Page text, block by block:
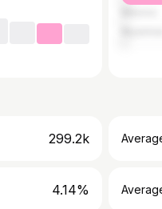
299.2k
4.14%